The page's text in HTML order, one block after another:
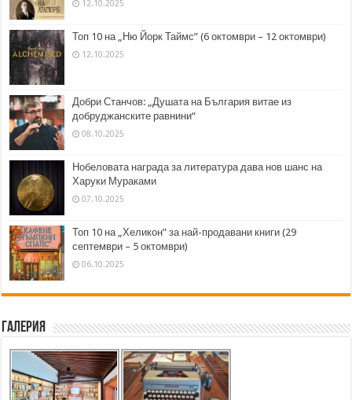
12.10.2025
Топ 10 на „Ню Йорк Таймс” (6 октомври – 12 октомври)
12.10.2025
Добри Станчов: „Душата на България витае из
добруджанските равнини“
08.10.2025
Нобеловата награда за литература дава нов шанс на
Харуки Мураками
07.10.2025
Топ 10 на „Хеликон” за най-продавани книги (29
септември – 5 октомври)
06.10.2025
Галерия